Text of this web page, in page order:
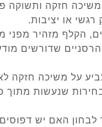
משיכה חזקה ותשוקה
או יציבות.
הקלף מזהיר מפני
שדורשים
על משיכה חזקה
שנעשות מתוך
לבחון האם יש